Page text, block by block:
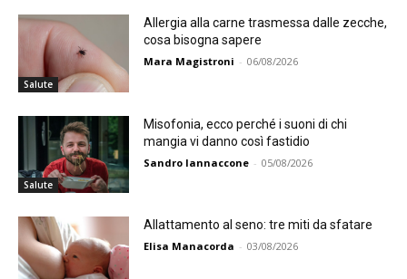
Salute
Allergia alla carne trasmessa dalle zecche,
cosa bisogna sapere
Mara Magistroni - 06/08/2026
Salute
Misofonia, ecco perché i suoni di chi
mangia vi danno così fastidio
Sandro Iannaccone - 05/08/2026
Allattamento al seno: tre miti da sfatare
Elisa Manacorda - 03/08/2026